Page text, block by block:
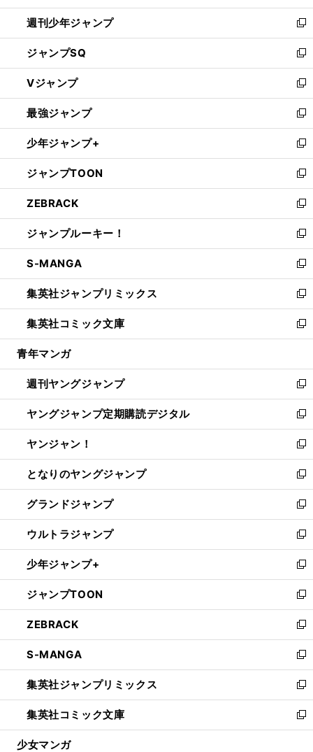
開
く
週刊少年ジャンプ
新
し
い
ウ
ィ
ン
ド
ウ
で
開
く
ジャンプSQ
新
し
い
ウ
ィ
ン
ド
ウ
で
開
く
Vジャンプ
新
し
い
ウ
ィ
ン
ド
ウ
で
開
く
最強ジャンプ
新
し
い
ウ
ィ
ン
ド
ウ
で
開
く
少年ジャンプ+
新
し
い
ウ
ィ
ン
ド
ウ
で
開
く
ジャンプTOON
新
し
い
ウ
ィ
ン
ド
ウ
で
開
く
ZEBRACK
新
し
い
ウ
ィ
ン
ド
ウ
で
開
ジャンプルーキー！
新
し
い
ウ
ィ
ン
ド
ウ
開
く
S-MANGA
新
し
い
ウ
ィ
ン
ウ
で
開
く
集英社ジャンプリミックス
新
し
い
ウ
ン
ド
ウ
で
開
く
集英社コミック文庫
新
し
ウ
ィ
ン
ド
ウ
で
開
く
青年マンガ
週刊ヤングジャンプ
新
し
い
ウ
ィ
ン
ド
ウ
で
開
く
ヤングジャンプ定期購読デジタル
新
し
い
ウ
ィ
ン
ド
ウ
で
開
く
ヤンジャン！
新
し
い
ウ
ィ
ン
ド
ウ
で
開
く
となりのヤングジャンプ
新
し
い
ウ
ィ
ン
ド
ウ
で
開
く
グランドジャンプ
新
し
い
ウ
ィ
ン
ド
ウ
で
開
く
ウルトラジャンプ
新
し
い
ウ
ィ
ン
ド
ウ
で
開
く
少年ジャンプ+
新
し
い
ウ
ィ
ン
ド
ウ
で
開
く
ジャンプTOON
新
し
い
ウ
ィ
ン
ド
ウ
で
開
ZEBRACK
新
し
い
ウ
ィ
ン
ド
ウ
S-MANGA
新
し
い
ウ
ィ
ン
集英社ジャンプリミックス
新
し
い
ウ
集英社コミック文庫
新
し
少女マンガ